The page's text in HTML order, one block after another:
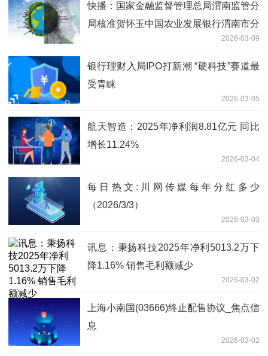
快播：国家金融监督管理总局渭南监管分
局核准贺怀玉中国农业发展银行渭南市分
2026-03-09
银行理财入局IPO打新潮 “硬科技”赛道最
受青睐
2026-03-05
航天智造：2025年净利润8.81亿元 同比
增长11.24%
2026-03-04
每日热文:川网传媒每年分红多少
（2026/3/3）
2026-03-03
讯息：秉扬科技2025年净利5013.2万下
降1.16% 销售毛利额减少
2026-03-02
上海小南国(03666)终止配售协议_焦点信
息
2026-03-02